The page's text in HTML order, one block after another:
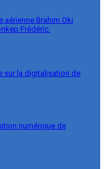
aérienne Brahim Oki
Frédéric.
sur la digitalisation de
numérique de